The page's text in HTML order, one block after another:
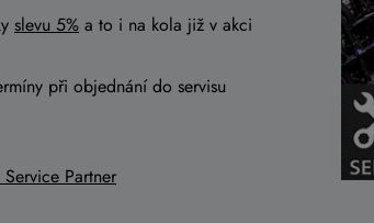
slevu 5% a to i na kola již v akci
při objednání do servisu
Service Partner